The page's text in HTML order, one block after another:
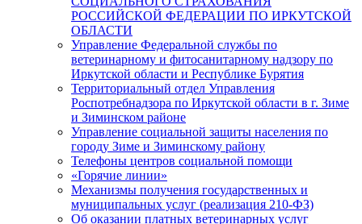
РОССИЙСКОЙ ФЕДЕРАЦИИ ПО ИРКУТСКОЙ
ОБЛАСТИ
Управление Федеральной службы по
ветеринарному и фитосанитарному надзору по
Иркутской области и Республике Бурятия
Территориальный отдел Управления
Роспотребнадзора по Иркутской области в г. Зиме
и Зиминском районе
Управление социальной защиты населения по
городу Зиме и Зиминскому району
Телефоны центров социальной помощи
«Горячие линии»
Механизмы получения государственных и
муниципальных услуг (реализация 210-ФЗ)
Об оказании платных ветеринарных услуг